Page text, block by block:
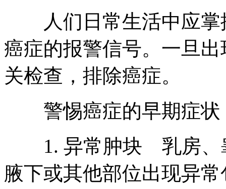
人们日常生活中应掌
癌症的报警信号。一旦
关检查，排除癌症。
警惕癌症的早期症状
1. 异常肿块 乳房、
腋下或其他部位出现异